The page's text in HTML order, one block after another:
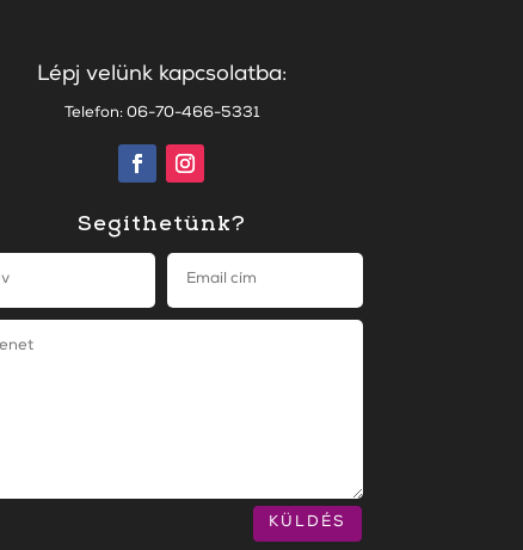
Lépj velünk kapcsolatba:
Telefon: 06-70-466-5331
Segíthetünk?
KÜLDÉS